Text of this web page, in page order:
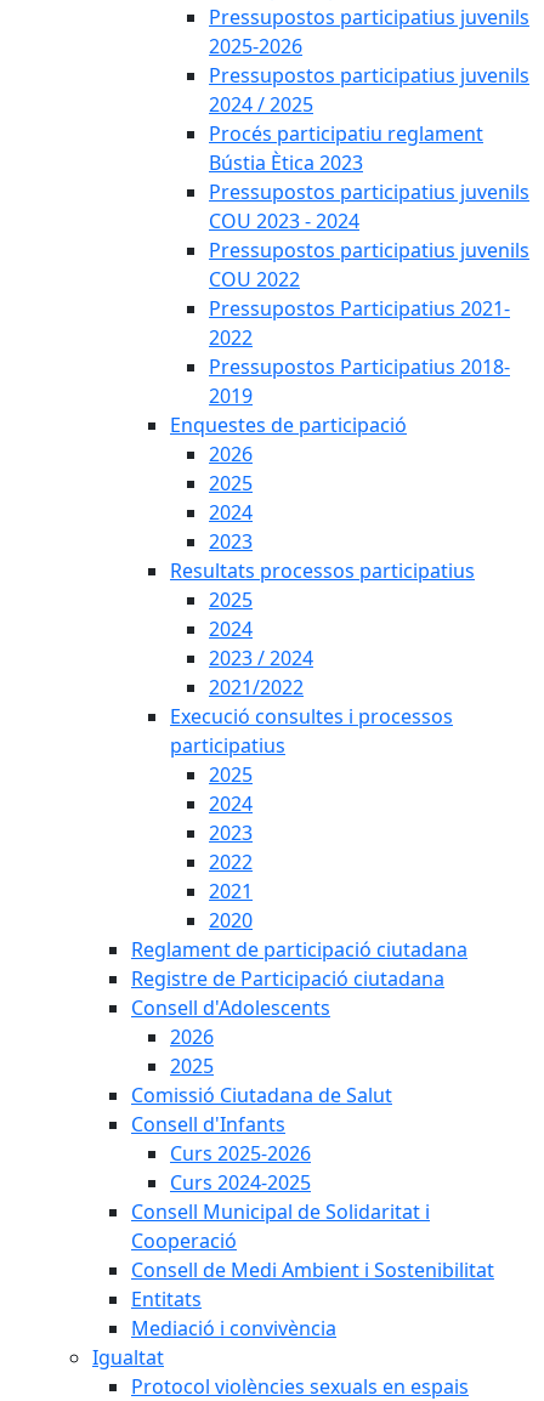
Pressupostos participatius juvenils
2025-2026
Pressupostos participatius juvenils
2024 / 2025
Procés participatiu reglament
Bústia Ètica 2023
Pressupostos participatius juvenils
COU 2023 - 2024
Pressupostos participatius juvenils
COU 2022
Pressupostos Participatius 2021-
2022
Pressupostos Participatius 2018-
2019
Enquestes de participació
2026
2025
2024
2023
Resultats processos participatius
2025
2024
2023 / 2024
2021/2022
Execució consultes i processos
participatius
2025
2024
2023
2022
2021
2020
Reglament de participació ciutadana
Registre de Participació ciutadana
Consell d'Adolescents
2026
2025
Comissió Ciutadana de Salut
Consell d'Infants
Curs 2025-2026
Curs 2024-2025
Consell Municipal de Solidaritat i
Cooperació
Consell de Medi Ambient i Sostenibilitat
Entitats
Mediació i convivència
Igualtat
Protocol violències sexuals en espais